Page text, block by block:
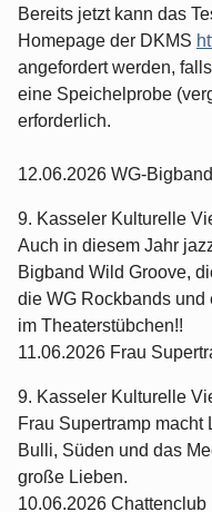
Bereits jetzt kann das
Homepage der DKMS
angefordert werden,
eine Speichelprobe
erforderlich.
12.06.2026 WG-
9. Kasseler Kulturelle
Auch in diesem Jahr
Bigband Wild Groove,
die WG Rockbands
im Theaterstübchen!!
11.06.2026 Frau
9. Kasseler Kulturelle
Frau Supertramp macht
Bulli, Süden und das
große Lieben.
10.06.2026 Chattenclub